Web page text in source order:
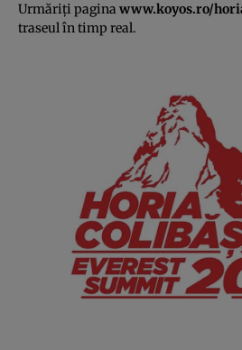
Urmăriţi pagina www.koyos.ro/
traseul în timp real.